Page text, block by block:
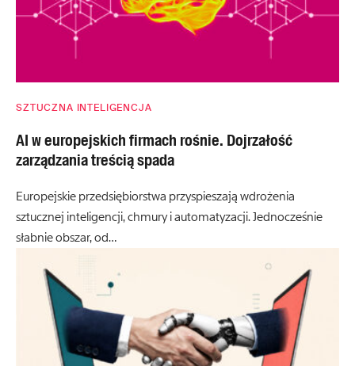
SZTUCZNA INTELIGENCJA
AI w europejskich firmach rośnie. Dojrzałość
zarządzania treścią spada
Europejskie przedsiębiorstwa przyspieszają wdrożenia
sztucznej inteligencji, chmury i automatyzacji. Jednocześnie
słabnie obszar, od…